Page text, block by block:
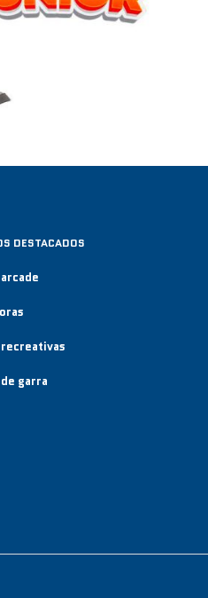
DESTACADOS
garra